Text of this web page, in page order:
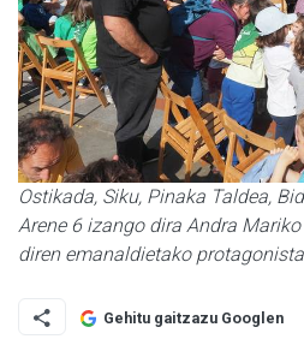
Ostikada, Siku, Pinaka Taldea,
Arene 6 izango dira Andra
diren emanaldietako
Gehitu gaitzazu Googlen